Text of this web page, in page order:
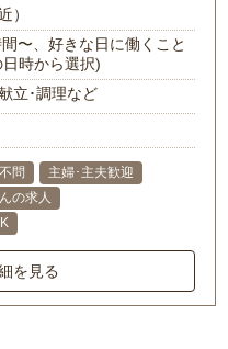
）
〜、好きな日に働くこと
時から選択)
立･調理など
問
主婦･主夫歓迎
の求人
を見る